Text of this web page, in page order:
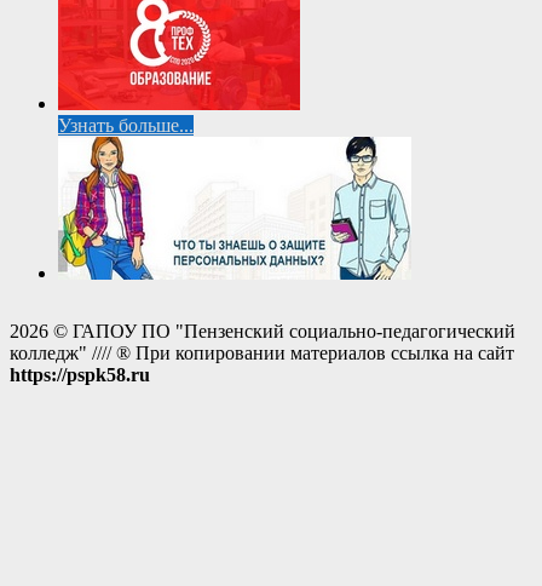
Узнать больше...
2026 © ГАПОУ ПО "Пензенский социально-педагогический
колледж" //// ® При копировании материалов ссылка на сайт
https://pspk58.ru